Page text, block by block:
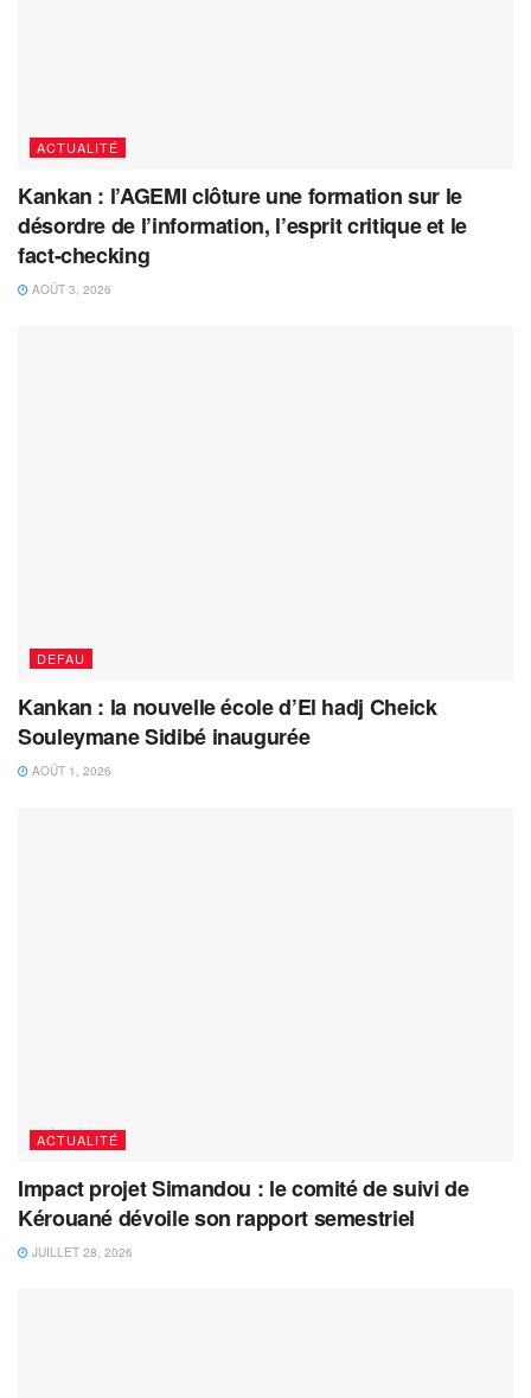
ACTUALITÉ
Kankan : l’AGEMI clôture une formation sur le
désordre de l’information, l’esprit critique et le
fact-checking
AOÛT 3, 2026
DEFAU
Kankan : la nouvelle école d’El hadj Cheick
Souleymane Sidibé inaugurée
AOÛT 1, 2026
ACTUALITÉ
Impact projet Simandou : le comité de suivi de
Kérouané dévoile son rapport semestriel
JUILLET 28, 2026